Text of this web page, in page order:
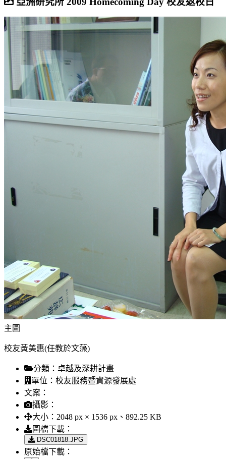
主圖
校友黃美惠(任教於文藻)
分類： 卓越及深耕計畫
單位： 校友服務暨資源發展處
文案：
攝影：
大小： 2048 px × 1536 px、892.25 KB
圖檔下載：
DSC01818.JPG
原始檔下載：